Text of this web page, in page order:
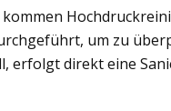
um zu
erfolgt direkt eine